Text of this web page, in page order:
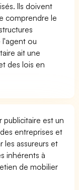
Ils doivent
comprendre le
l'agent ou
ait une
des lois en
est un
entreprises et
les assureurs et
inhérents à
de mobilier